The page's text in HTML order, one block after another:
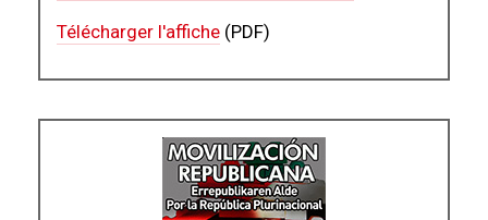
Télécharger l'affiche (PDF)